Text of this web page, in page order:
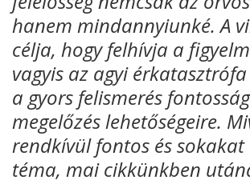
hanem mindannyiunké. A
célja, hogy felhívja a
vagyis az agyi érkatasztrófa
a gyors felismerés
megelőzés lehetőségeire.
rendkívül fontos és
téma, mai cikkünkben